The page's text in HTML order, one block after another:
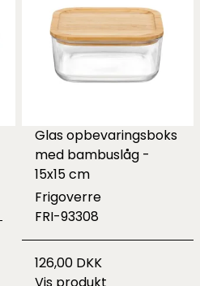
Glas opbevaringsboks
med bambuslåg -
15x15 cm
Frigoverre
FRI-93308
126,00 DKK
Vis produkt